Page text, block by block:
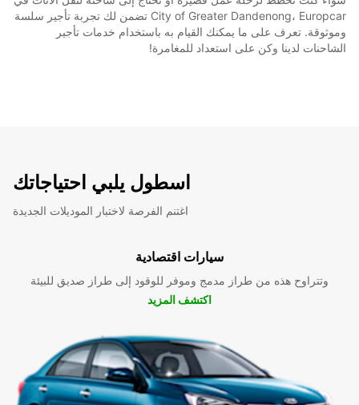
City of Greater Dandenong، Europcar تضمن لك تجربة تأجير سلسة
وموثوقة. تعرف على ما يمكنك القيام به باستخدام خدمات تأجير
الشاحنات لدينا وكن على استعداد للمغامرة!
اسطول يلبي احتياجاتك
اغتنم الفرصة لاختبار الموديلات الجديدة
سيارات اقتصادية
وتتراوح هذه من طراز مدمج وموفر للوقود إلى طراز صديق للبيئة
اكتشف المزيد